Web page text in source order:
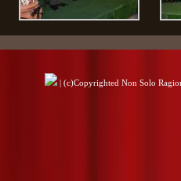
| (c)Copyrighted Non Solo